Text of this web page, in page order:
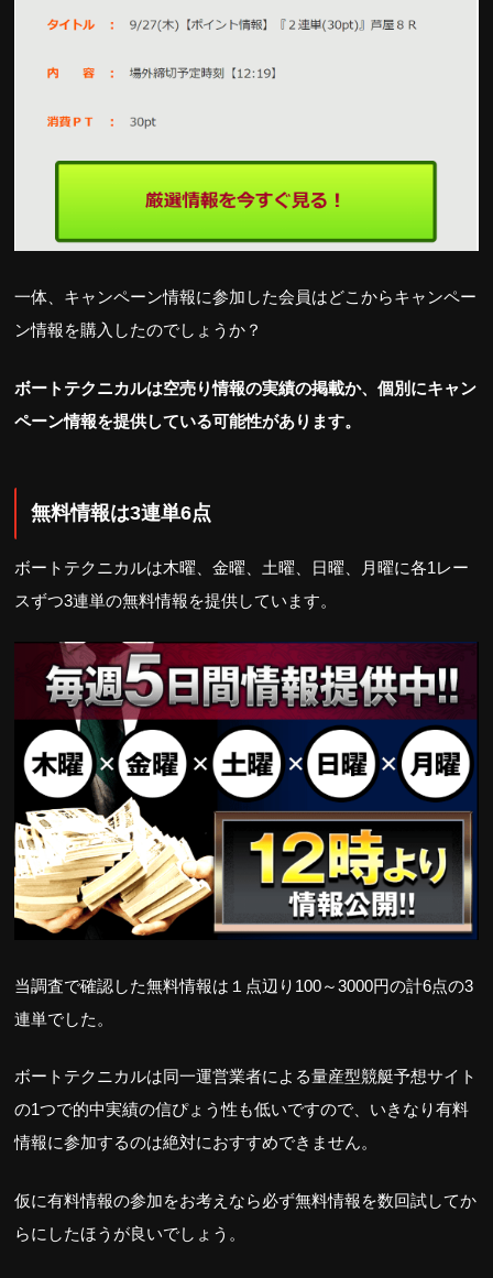
一体、キャンペーン情報に参加した会員はどこからキャンペー
ン情報を購入したのでしょうか？
ボートテクニカルは空売り情報の実績の掲載か、個別にキャン
ペーン情報を提供している可能性があります。
無料情報は3連単6点
ボートテクニカルは木曜、金曜、土曜、日曜、月曜に各1レー
スずつ3連単の無料情報を提供しています。
当調査で確認した無料情報は１点辺り100～3000円の計6点の3
連単でした。
ボートテクニカルは同一運営業者による量産型競艇予想サイト
の1つで的中実績の信ぴょう性も低いですので、いきなり有料
情報に参加するのは絶対におすすめできません。
仮に有料情報の参加をお考えなら必ず無料情報を数回試してか
らにしたほうが良いでしょう。